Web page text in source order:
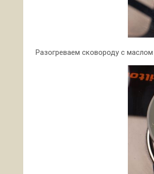
Разогреваем сковороду с